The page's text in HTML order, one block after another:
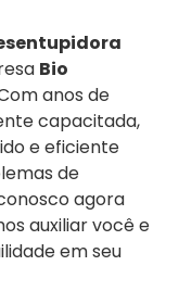
Bio
anos de
capacitada,
e eficiente
de
agora
auxiliar você e
em seu